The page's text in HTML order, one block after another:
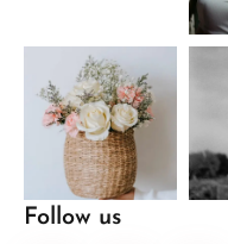
Follow us